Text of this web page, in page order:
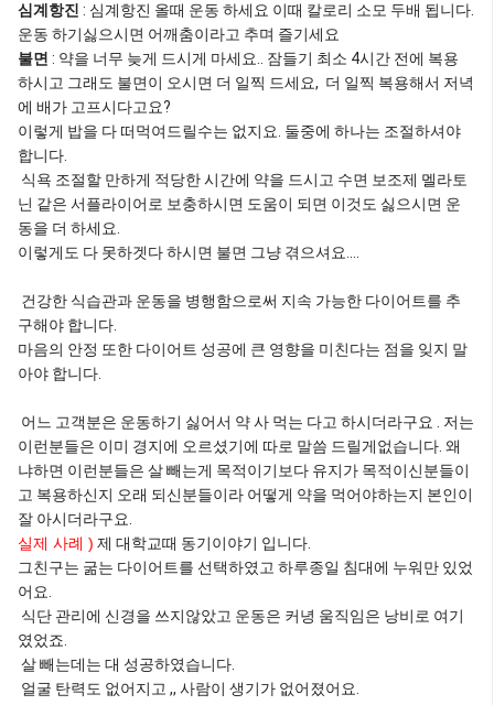
심계항진 : 심계항진 올때 운동 하세요 이때 칼로리 소모 두배 됩니다.
운동 하기싫으시면 어깨춤이라고 추며 즐기세요
불면 : 약을 너무 늦게 드시게 마세요.. 잠들기 최소 4시간 전에 복용
하시고 그래도 불면이 오시면 더 일찍 드세요, 더 일찍 복용해서 저녁
에 배가 고프시다고요?
이렇게 밥을 다 떠먹여드릴수는 없지요. 둘중에 하나는 조절하셔야
합니다.
식욕 조절할 만하게 적당한 시간에 약을 드시고 수면 보조제 멜라토
닌 같은 서플라이어로 보충하시면 도움이 되면 이것도 싫으시면 운
동을 더 하세요.
이렇게도 다 못하겟다 하시면 불면 그냥 겪으셔요....
건강한 식습관과 운동을 병행함으로써 지속 가능한 다이어트를 추
구해야 합니다.
마음의 안정 또한 다이어트 성공에 큰 영향을 미친다는 점을 잊지 말
아야 합니다.
어느 고객분은 운동하기 싫어서 약 사 먹는 다고 하시더라구요 . 저는
이런분들은 이미 경지에 오르셨기에 따로 말씀 드릴게없습니다. 왜
냐하면 이런분들은 살 빼는게 목적이기보다 유지가 목적이신분들이
고 복용하신지 오래 되신분들이라 어떻게 약을 먹어야하는지 본인이
잘 아시더라구요.
실제 사례 ) 제 대학교때 동기이야기 입니다.
그친구는 굶는 다이어트를 선택하였고 하루종일 침대에 누워만 있었
어요.
식단 관리에 신경을 쓰지않았고 운동은 커녕 움직임은 낭비로 여기
였었죠.
살 빼는데는 대 성공하였습니다.
얼굴 탄력도 없어지고 ,, 사람이 생기가 없어졌어요.